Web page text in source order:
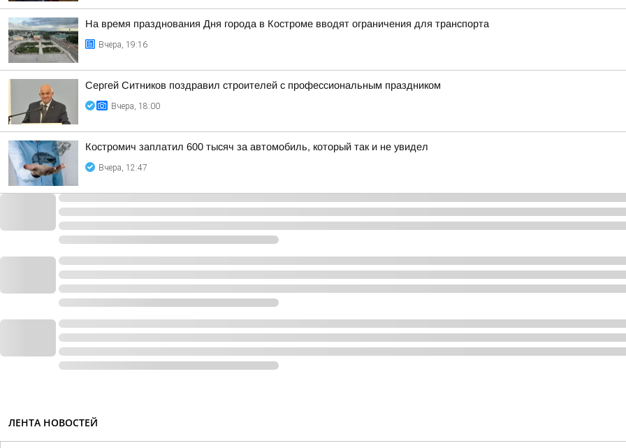
На время празднования Дня города в Костроме вводят ограничения для транспорта
Вчера, 19:16
Сергей Ситников поздравил строителей с профессиональным праздником
Вчера, 18:00
Костромич заплатил 600 тысяч за автомобиль, который так и не увидел
Вчера, 12:47
ЛЕНТА НОВОСТЕЙ